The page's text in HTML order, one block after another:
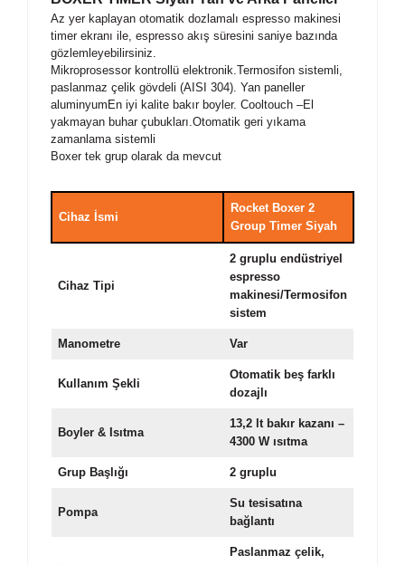
Az yer kaplayan otomatik dozlamalı espresso makinesi
timer ekranı ile, espresso akış süresini saniye bazında
gözlemleyebilirsiniz.
Mikroprosessor kontrollü elektronik.Termosifon sistemli,
paslanmaz çelik gövdeli (AISI 304). Yan paneller
aluminyumEn iyi kalite bakır boyler. Cooltouch –El
yakmayan buhar çubukları.Otomatik geri yıkama
zamanlama sistemli
Boxer tek grup olarak da mevcut
Cihaz İsmi
Rocket Boxer 2
Group Timer Siyah
Cihaz Tipi
2 gruplu endüstriyel
espresso
makinesi/Termosifon
sistem
Manometre Var
Kullanım Şekli
Otomatik beş farklı
dozajlı
Boyler & Isıtma
13,2 lt bakır kazanı –
4300 W ısıtma
Grup Başlığı 2 gruplu
Pompa
Su tesisatına
bağlantı
Paslanmaz çelik,